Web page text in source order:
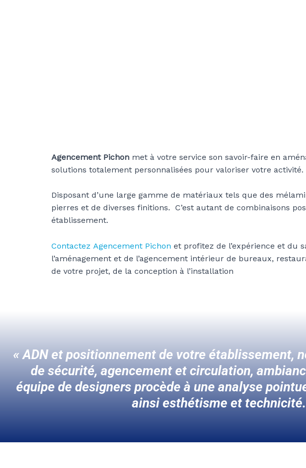
Agencement Pichon met à votre service son savoir-faire en
solutions totalement personnalisées pour valoriser votre activité.
Disposant d’une large gamme de matériaux tels que des
pierres et de diverses finitions. C’est autant de combinaisons
établissement.
Contactez Agencement Pichon et profitez de l’expérience et du
l’aménagement et de l’agencement intérieur de bureaux,
de votre projet, de la conception à l’installation
« ADN et positionnement de votre établissement,
de sécurité, agencement et circulation,
équipe de designers procède à une analyse
ainsi esthétisme et